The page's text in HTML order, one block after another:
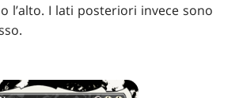
I lati posteriori invece sono